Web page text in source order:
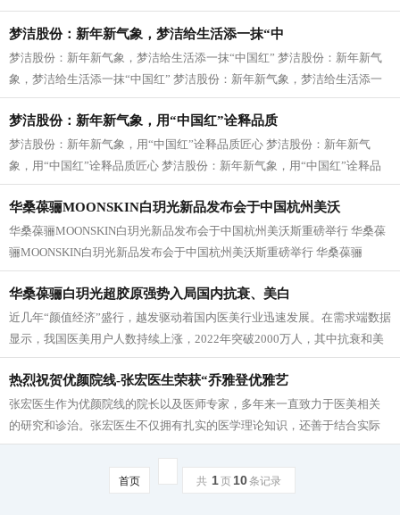
眠激发强健免疫力 梦洁：好眠激发...
梦洁股份：新年新气象，梦洁给生活添一抹“中
梦洁股份：新年新气象，梦洁给生活添一抹“中国红” 梦洁股份：新年新气
象，梦洁给生活添一抹“中国红” 梦洁股份：新年新气象，梦洁给生活添一
抹“中国红” 梦洁股份：新年新...
梦洁股份：新年新气象，用“中国红”诠释品质
梦洁股份：新年新气象，用“中国红”诠释品质匠心 梦洁股份：新年新气
象，用“中国红”诠释品质匠心 梦洁股份：新年新气象，用“中国红”诠释品
质匠心 梦洁股份：新年新气象，...
华桑葆骊MOONSKIN白玥光新品发布会于中国杭州美沃
华桑葆骊MOONSKIN白玥光新品发布会于中国杭州美沃斯重磅举行 华桑葆
骊MOONSKIN白玥光新品发布会于中国杭州美沃斯重磅举行 华桑葆骊
MOONSKIN白玥光新品发布会于中国杭州美沃斯重磅举行...
华桑葆骊白玥光超胶原强势入局国内抗衰、美白
近几年“颜值经济”盛行，越发驱动着国内医美行业迅速发展。在需求端数据
显示，我国医美用户人数持续上涨，2022年突破2000万人，其中抗衰和美
白成为了医美的“主力军”项目；5月...
热烈祝贺优颜院线-张宏医生荣获“乔雅登优雅艺
张宏医生作为优颜院线的院长以及医师专家，多年来一直致力于医美相关
的研究和诊治。张宏医生不仅拥有扎实的医学理论知识，还善于结合实际
情况，根据每位求美者的特点制定个性...
首页 共 1页 10条记录